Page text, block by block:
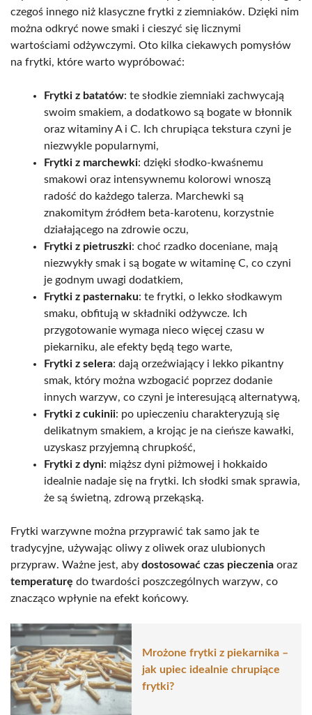
czegoś innego niż klasyczne frytki z ziemniaków. Dzięki nim
można odkryć nowe smaki i cieszyć się licznymi
wartościami odżywczymi. Oto kilka ciekawych pomysłów
na frytki, które warto wypróbować:
Frytki z batatów: te słodkie ziemniaki zachwycają
swoim smakiem, a dodatkowo są bogate w błonnik
oraz witaminy A i C. Ich chrupiąca tekstura czyni je
niezwykle popularnymi,
Frytki z marchewki: dzięki słodko-kwaśnemu
smakowi oraz intensywnemu kolorowi wnoszą
radość do każdego talerza. Marchewki są
znakomitym źródłem beta-karotenu, korzystnie
działającego na zdrowie oczu,
Frytki z pietruszki: choć rzadko doceniane, mają
niezwykły smak i są bogate w witaminę C, co czyni
je godnym uwagi dodatkiem,
Frytki z pasternaku: te frytki, o lekko słodkawym
smaku, obfitują w składniki odżywcze. Ich
przygotowanie wymaga nieco więcej czasu w
piekarniku, ale efekty będą tego warte,
Frytki z selera: dają orzeźwiający i lekko pikantny
smak, który można wzbogacić poprzez dodanie
innych warzyw, co czyni je interesującą alternatywą,
Frytki z cukinii: po upieczeniu charakteryzują się
delikatnym smakiem, a krojąc je na cieńsze kawałki,
uzyskasz przyjemną chrupkość,
Frytki z dyni: miąższ dyni piżmowej i hokkaido
idealnie nadaje się na frytki. Ich słodki smak sprawia,
że są świetną, zdrową przekąską.
Frytki warzywne można przyprawić tak samo jak te
tradycyjne, używając oliwy z oliwek oraz ulubionych
przypraw. Ważne jest, aby dostosować czas pieczenia oraz
temperaturę do twardości poszczególnych warzyw, co
znacząco wpłynie na efekt końcowy.
Mrożone frytki z piekarnika –
jak upiec idealnie chrupiące
frytki?